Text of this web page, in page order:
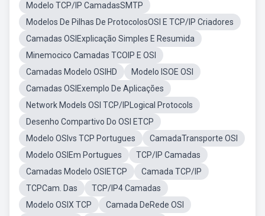
Modelo TCP/IP CamadasSMTP
Modelos De Pilhas De ProtocolosOSI E TCP/IP Criadores
Camadas OSIExplicação Simples E Resumida
Minemocico Camadas TCOIP E OSI
Camadas Modelo OSIHD
Modelo ISOE OSI
Camadas OSIExemplo De Aplicações
Network Models OSI TCP/IPLogical Protocols
Desenho Compartivo Do OSI ETCP
Modelo OSIvs TCP Portugues
CamadaTransporte OSI
Modelo OSIEm Portugues
TCP/IP Camadas
Camadas Modelo OSIETCP
Camada TCP/IP
TCPCam. Das
TCP/IP4 Camadas
Modelo OSIX TCP
Camada DeRede OSI